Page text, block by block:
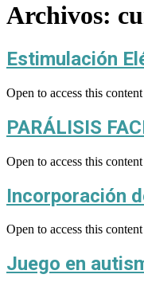
Archivos:
Estimulación
Open to access this content
PARÁLISIS
Open to access this content
Incorporación
Open to access this content
Juego en